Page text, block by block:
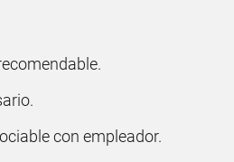
con empleador.